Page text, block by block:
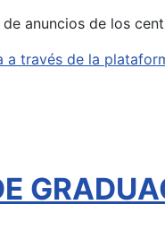
anuncios de los
través de la